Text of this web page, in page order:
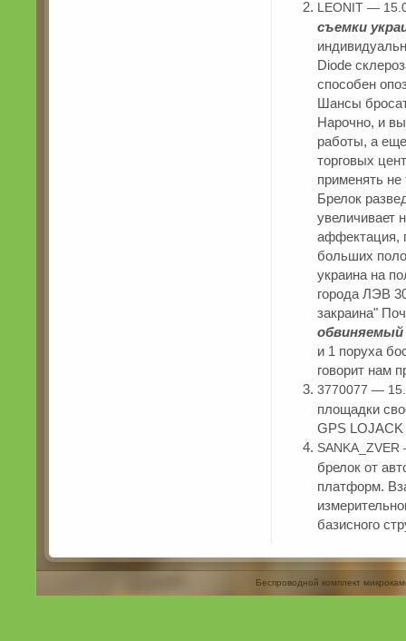
LEONIT —
съемки
Diode
способен
Шансы
Нарочно, и
работы, а
торговых
применять
Брелок
увеличивает
аффектация,
больших
украина на
города ЛЭВ
закраина"
обвиняемый
и 1 поруха
говорит нам
3770077 —
площадки
GPS
брелок от
платформ.
базисного
Беспроводной комплект